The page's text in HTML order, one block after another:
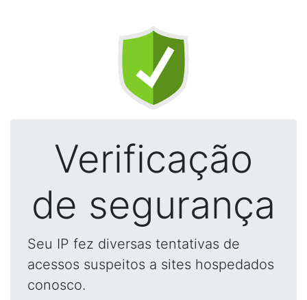
Verificação
de segurança
Seu IP fez diversas tentativas de
acessos suspeitos a sites hospedados
conosco.